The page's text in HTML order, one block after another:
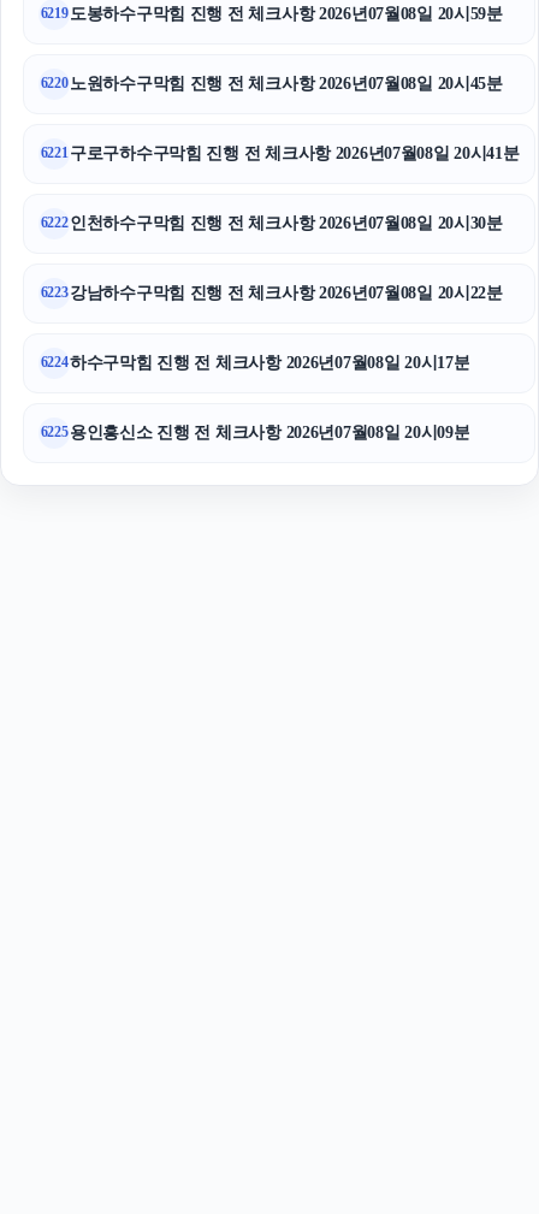
트립닷컴 할인코드
6219 도봉하수구막힘 진행 전 체크사항 2026년07월08일 20시59분
6220 노원하수구막힘 진행 전 체크사항 2026년07월08일 20시45분
6221구로구하수구막힘 진행 전 체크사항 2026년07월08일 20시41분
6222인천하수구막힘 진행 전 체크사항 2026년07월08일 20시30분
6223강남하수구막힘 진행 전 체크사항 2026년07월08일 20시22분
6224하수구막힘 진행 전 체크사항 2026년07월08일 20시17분
6225용인흥신소 진행 전 체크사항 2026년07월08일 20시09분